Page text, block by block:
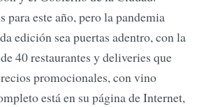
para este año, pero la pandemia
edición sea puertas adentro, con la
40 restaurantes y deliveries que
promocionales, con vino
está en su página de Internet,